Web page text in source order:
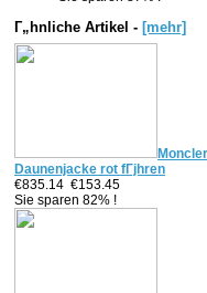
Г„hnliche Artikel - [mehr]
Daunenjacke rot fГјhren
€835.14 €153.45
Sie sparen 82% !